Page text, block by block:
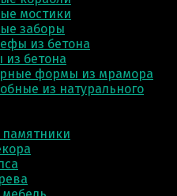
мостики
заборы
из бетона
из бетона
формы из мрамора
из натурального